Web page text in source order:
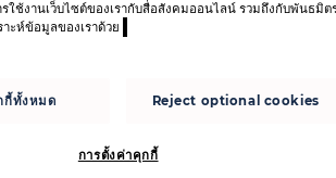
ใช้งานเว็บไซต์ของเรากับสื่อสังคมออนไลน์ รวมถึงกับพันธมิต
ะห์ข้อมูลของเราด้วย
กี้ทั้งหมด Reject optional cookies
การตั้งค่าคุกกี้